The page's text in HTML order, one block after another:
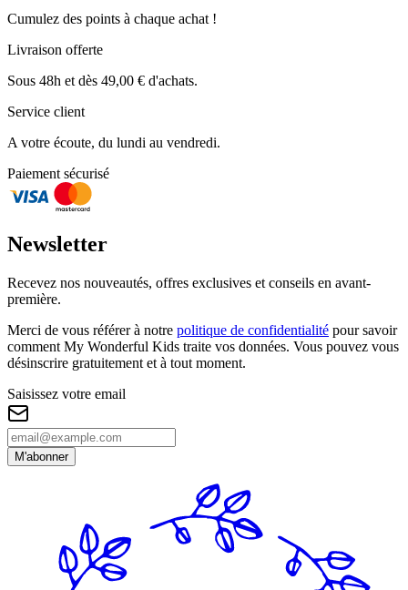
Cumulez des points à chaque achat !
Livraison offerte
Sous 48h et dès 49,00 € d'achats.
Service client
A votre écoute, du lundi au vendredi.
Paiement sécurisé
Newsletter
Recevez nos nouveautés, offres exclusives et conseils en avant-
première.
Merci de vous référer à notre politique de confidentialité pour savoir
comment My Wonderful Kids traite vos données. Vous pouvez vous
désinscrire gratuitement et à tout moment.
Saisissez votre email
M'abonner